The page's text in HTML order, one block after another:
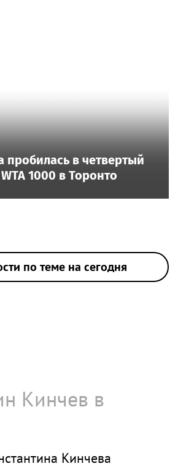
пробилась в четвертый
1000 в Торонто
по теме на сегодня
Кинчев в
Кинчева